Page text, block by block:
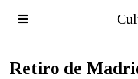
Retiro de